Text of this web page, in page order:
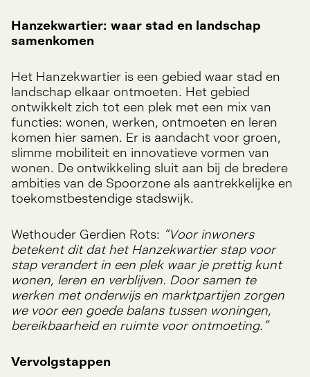
Hanzekwartier: waar stad en landschap
samenkomen
Het Hanzekwartier is een gebied waar stad en
landschap elkaar ontmoeten. Het gebied
ontwikkelt zich tot een plek met een mix van
functies: wonen, werken, ontmoeten en leren
komen hier samen. Er is aandacht voor groen,
slimme mobiliteit en innovatieve vormen van
wonen. De ontwikkeling sluit aan bij de bredere
ambities van de Spoorzone als aantrekkelijke en
toekomstbestendige stadswijk.
Wethouder Gerdien Rots: “Voor inwoners
betekent dit dat het Hanzekwartier stap voor
stap verandert in een plek waar je prettig kunt
wonen, leren en verblijven. Door samen te
werken met onderwijs en marktpartijen zorgen
we voor een goede balans tussen woningen,
bereikbaarheid en ruimte voor ontmoeting.”
Vervolgstappen